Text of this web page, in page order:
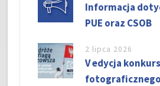
Informacja
PUE oraz CSOB
2 lipca 2026
V edycja